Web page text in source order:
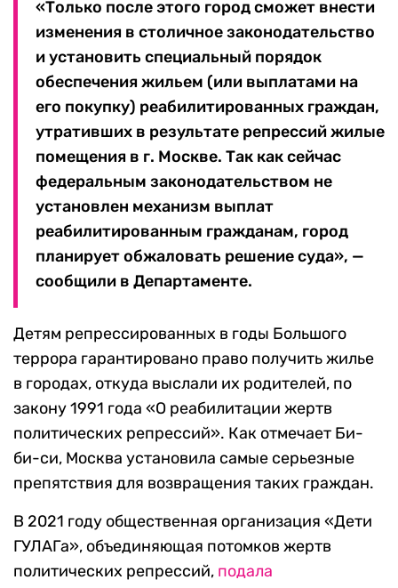
«Только после этого город сможет внести
изменения в столичное законодательство
и установить специальный порядок
обеспечения жильем (или выплатами на
его покупку) реабилитированных граждан,
утративших в результате репрессий жилые
помещения в г. Москве. Так как сейчас
федеральным законодательством не
установлен механизм выплат
реабилитированным гражданам, город
планирует обжаловать решение суда», —
сообщили в Департаменте.
Детям репрессированных в годы Большого
террора гарантировано право получить жилье
в городах, откуда выслали их родителей, по
закону 1991 года «О реабилитации жертв
политических репрессий». Как отмечает Би-
би-си, Москва установила самые серьезные
препятствия для возвращения таких граждан.
В 2021 году общественная организация «Дети
ГУЛАГа», объединяющая потомков жертв
политических репрессий, подала